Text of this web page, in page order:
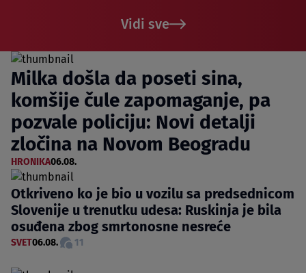
Vidi sve
Milka došla da poseti sina,
komšije čule zapomaganje, pa
pozvale policiju: Novi detalji
zločina na Novom Beogradu
HRONIKA06.08.
Otkriveno ko je bio u vozilu sa predsednicom
Slovenije u trenutku udesa: Ruskinja je bila
osuđena zbog smrtonosne nesreće
SVET06.08. 11